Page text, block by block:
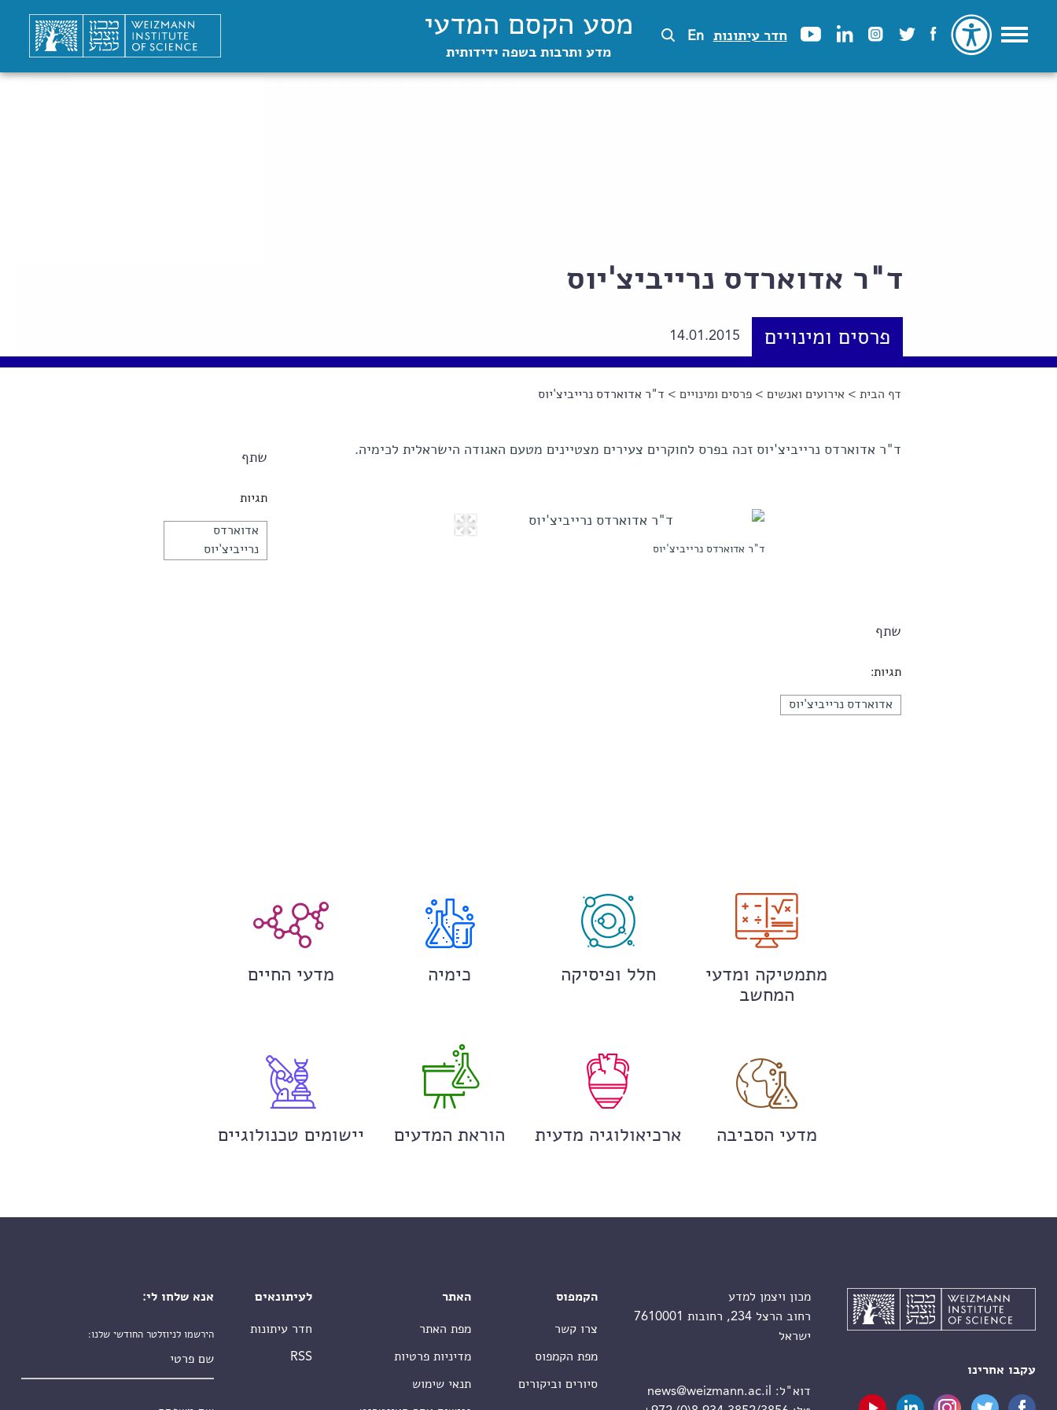
חדר עיתונות En מסע הקסם המדעי
מדע ותרבות בשפה ידידותית
ד"ר אדוארדס נרייביצ'יוס
פרסים ומינויים 14.01.2015
הינך נמצא כאן
דף הבית > אירועים ואנשים >פרסים ומינויים > ד"ר אדוארדס נרייביצ'יוס
שתף
תגיות
אדוארדס
נרייביצ'יוס
ד"ר אדוארדס נרייביצ'יוס זכה בפרס לחוקרים צעירים מצטיינים מטעם האגודה הישראלית לכימיה.
ד"ר אדוארדס נרייביצ'יוס
שתף
תגיות:
אדוארדס נרייביצ'יוס
מתמטיקה ומדעי
המחשב
חלל ופיסיקה כימיה מדעי החיים
מדעי הסביבה ארכיאולוגיה מדעית הוראת המדעים יישומים טכנולוגיים
עקבו אחרינו
מכון ויצמן למדע
רחוב הרצל 234, רחובות 7610001
ישראל
דוא"ל:
news@weizmann.ac.il
הקמפוס
צרו קשר
מפת הקמפוס
סיורים וביקורים
האתר
מפת האתר
מדיניות פרטיות
תנאי שימוש
לעיתונאים
חדר עיתונות
RSS
אנא שלחו לי:
הירשמו לניוזלטר החודשי שלנו: